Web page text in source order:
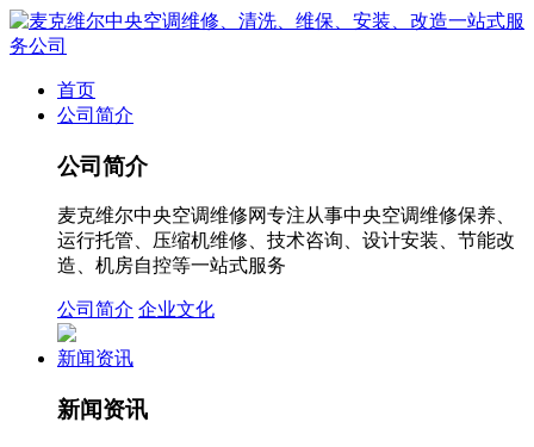
首页
公司简介
公司简介
麦克维尔中央空调维修网专注从事中央空调维修保养、
运行托管、压缩机维修、技术咨询、设计安装、节能改
造、机房自控等一站式服务
公司简介 企业文化
新闻资讯
新闻资讯